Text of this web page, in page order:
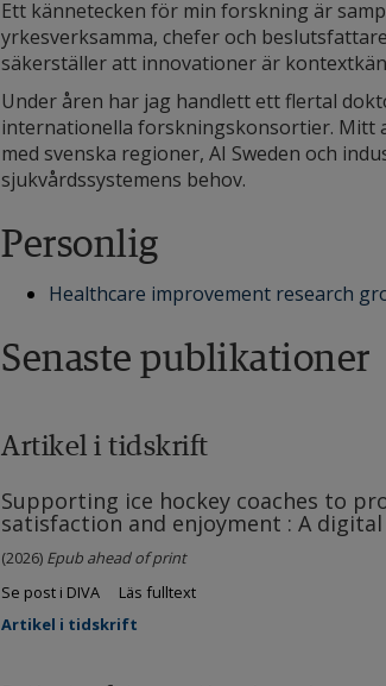
Ett kännetecken för min forskning är
yrkesverksamma, chefer och
säkerställer att innovationer är
Under åren har jag handlett ett flertal
internationella forskningskonsortier. Mitt
med svenska regioner, AI Sweden och
sjukvårdssystemens behov.
Personlig
Healthcare improvement research
Senaste publikationer
Artikel i tidskrift
Supporting ice hockey coaches to
satisfaction and enjoyment : A
(2026) Epub ahead of print
Se post i DIVA
Läs fulltext
Artikel i tidskrift